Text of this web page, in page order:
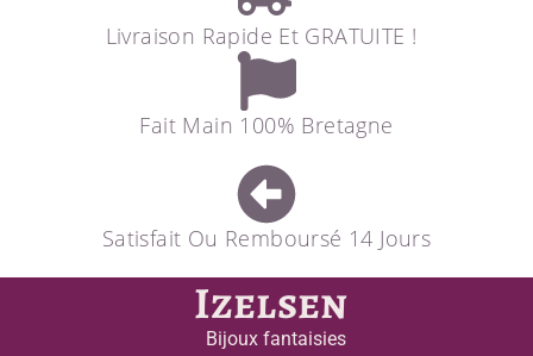
Livraison Rapide Et GRATUITE !
Fait Main 100% Bretagne
Satisfait Ou Remboursé 14 Jours
Izelsen
Bijoux fantaisies